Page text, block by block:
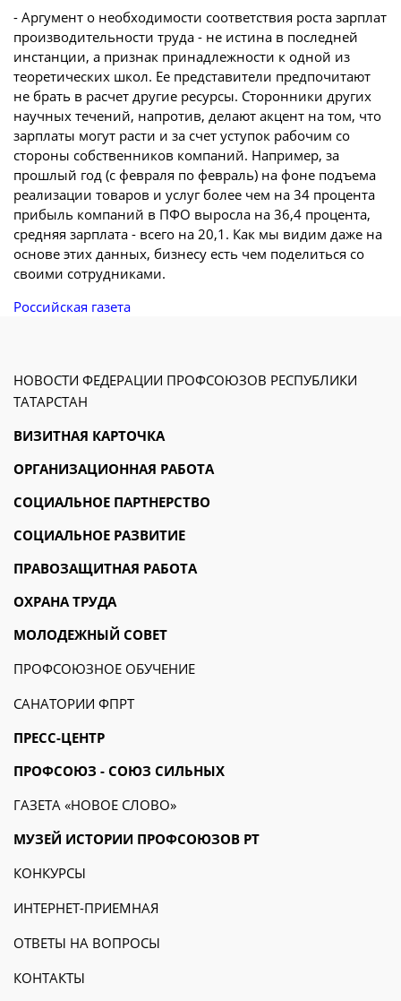
- Аргумент о необходимости соответствия роста зарплат
производительности труда - не истина в последней
инстанции, а признак принадлежности к одной из
теоретических школ. Ее представители предпочитают
не брать в расчет другие ресурсы. Сторонники других
научных течений, напротив, делают акцент на том, что
зарплаты могут расти и за счет уступок рабочим со
стороны собственников компаний. Например, за
прошлый год (с февраля по февраль) на фоне подъема
реализации товаров и услуг более чем на 34 процента
прибыль компаний в ПФО выросла на 36,4 процента,
средняя зарплата - всего на 20,1. Как мы видим даже на
основе этих данных, бизнесу есть чем поделиться со
своими сотрудниками.
Российская газета
НОВОСТИ ФЕДЕРАЦИИ ПРОФСОЮЗОВ РЕСПУБЛИКИ
ТАТАРСТАН
ВИЗИТНАЯ КАРТОЧКА
ОРГАНИЗАЦИОННАЯ РАБОТА
СОЦИАЛЬНОЕ ПАРТНЕРСТВО
СОЦИАЛЬНОЕ РАЗВИТИЕ
ПРАВОЗАЩИТНАЯ РАБОТА
ОХРАНА ТРУДА
МОЛОДЕЖНЫЙ СОВЕТ
ПРОФСОЮЗНОЕ ОБУЧЕНИЕ
САНАТОРИИ ФПРТ
ПРЕСС-ЦЕНТР
ПРОФСОЮЗ - СОЮЗ СИЛЬНЫХ
ГАЗЕТА «НОВОЕ СЛОВО»
МУЗЕЙ ИСТОРИИ ПРОФСОЮЗОВ РТ
КОНКУРСЫ
ИНТЕРНЕТ-ПРИЕМНАЯ
ОТВЕТЫ НА ВОПРОСЫ
КОНТАКТЫ